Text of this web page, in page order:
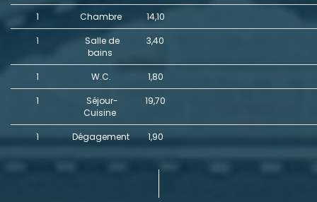
1 Chambre
14,10
1
Salle de
bains
3,40
1 W.C.
1,80
1
Séjour-
Cuisine
19,70
1 Dégagement 1,90